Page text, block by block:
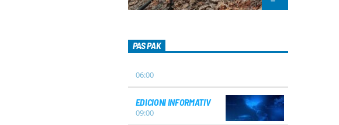
PAS PAK
06:00
EDICIONI INFORMATIV
09:00